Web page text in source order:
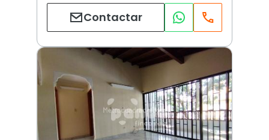
Contactar